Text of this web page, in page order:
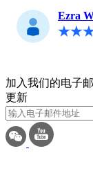
Ezra
加入我们的电子
更新